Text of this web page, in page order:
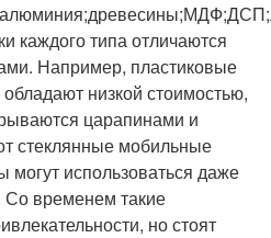
каждого типа отличаются
Например, пластиковые
низкой стоимостью,
царапинами и
стеклянные мобильные
могут использоваться даже
временем такие
но стоят